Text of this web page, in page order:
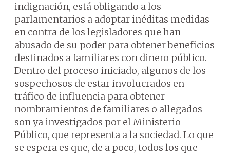
indignación, está obligando a los
parlamentarios a adoptar inéditas medidas
en contra de los legisladores que han
abusado de su poder para obtener beneficios
destinados a familiares con dinero público.
Dentro del proceso iniciado, algunos de los
sospechosos de estar involucrados en
tráfico de influencia para obtener
nombramientos de familiares o allegados
son ya investigados por el Ministerio
Público, que representa a la sociedad. Lo que
se espera es que, de a poco, todos los que